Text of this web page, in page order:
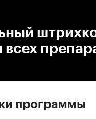
всех
программы